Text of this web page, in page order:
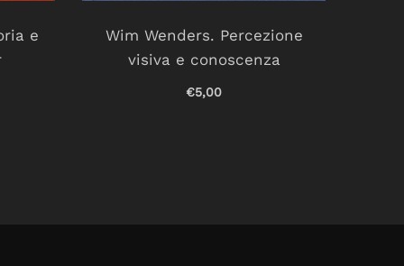
e
Wim Wenders. Percezione
visiva e conoscenza
€5,00